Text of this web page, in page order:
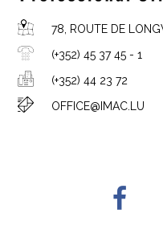
78, ROUTE DE
(+352) 45 37 45 - 1
(+352) 44 23 72
OFFICE@IMAC.LU